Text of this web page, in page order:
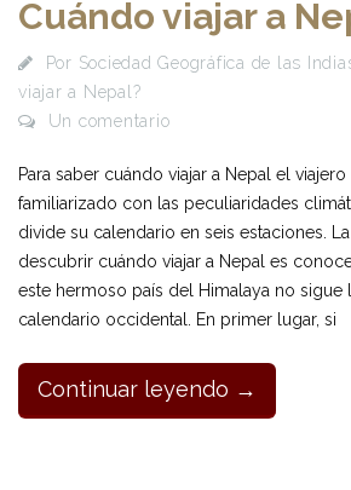
Cuándo viajar a
Por Sociedad Geográfica de las
viajar a Nepal?
Un comentario
Para saber cuándo viajar a Nepal el
familiarizado con las peculiaridades
divide su calendario en seis estaciones.
descubrir cuándo viajar a Nepal es
este hermoso país del Himalaya no sigue
calendario occidental. En primer lugar, si
Continuar leyendo →